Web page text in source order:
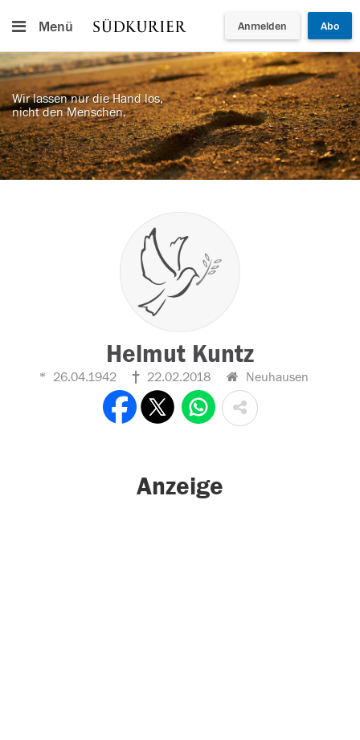
Menü Anmelden Abo
Wir lassen nur die Hand los,
nicht den Menschen.
Helmut Kuntz
26.04.1942 22.02.2018 Neuhausen
Anzeige